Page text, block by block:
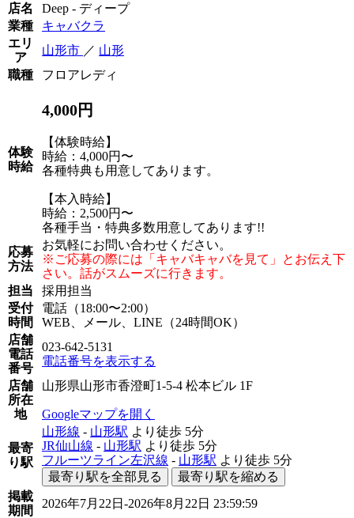
店名
Deep - ディープ
業種
キャバクラ
エリ
ア
山形市 ／ 山形
職種
フロアレディ
体験
時給
4,000円
【体験時給】
時給：4,000円〜
各種特典も用意してあります。
【本入時給】
時給：2,500円〜
各種手当・特典多数用意してあります!!
応募
方法
お気軽にお問い合わせください。
※ご応募の際には「キャバキャバを見て」とお伝え下
さい。話がスムーズに行きます。
担当
採用担当
受付
時間
電話（18:00〜2:00）
WEB、メール、LINE（24時間OK）
店舗
電話
番号
023-642-5131
電話番号を表示する
店舗
所在
地
山形県山形市香澄町1-5-4 松本ビル 1F
Googleマップを開く
最寄
り駅
山形線 - 山形駅 より徒歩 5分
JR仙山線 - 山形駅 より徒歩 5分
フルーツライン左沢線 - 山形駅 より徒歩 5分
最寄り駅を全部見る
最寄り駅を縮める
掲載
期間
2026年7月22日-2026年8月22日 23:59:59